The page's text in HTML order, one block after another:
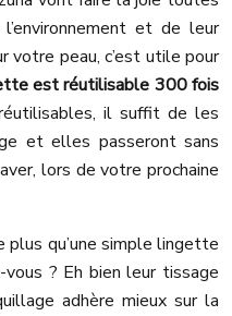
et de leur
votre peau, c’est utile pour
est réutilisable 300 fois
il suffit de les
et elles passeront sans
lors de votre prochaine
plus qu’une simple lingette
? Eh bien leur tissage
adhère mieux sur la